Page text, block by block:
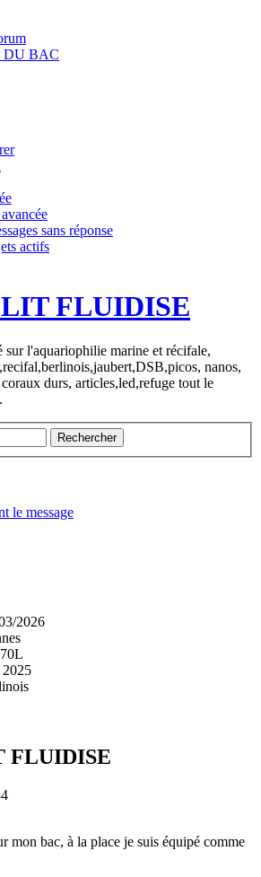
DU BAC
sans réponse
actifs
FLUIDISE
sur l'aquariophilie marine et récifale,
nanos,
durs, articles,led,refuge tout le
le message
2026
2025
FLUIDISE
mon bac, à la place je suis équipé comme